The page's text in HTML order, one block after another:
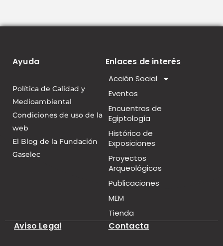
Ayuda
Política de Calidad y
Medioambiental
Condiciones de uso de la
web
El Blog de la Fundación
Gaselec
Enlaces de interés
Acción Social
Eventos
Encuentros de
Egiptología
Histórico de
Exposiciones
Proyectos
Arqueológicos
Publicaciones
MEM
Tienda
Aviso Legal Contacta